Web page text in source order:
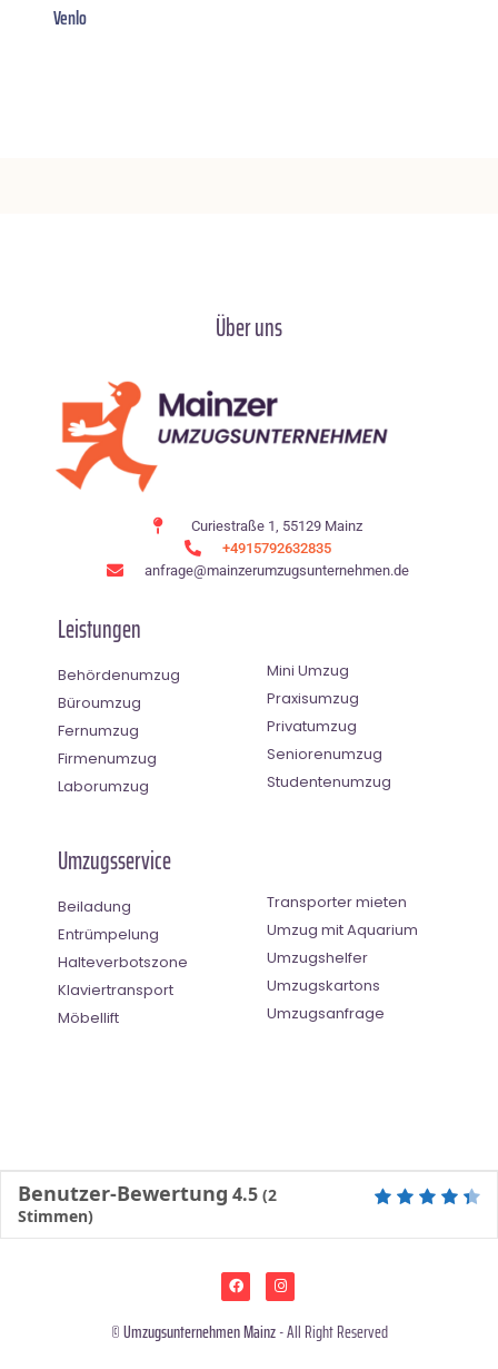
Venlo
Über uns
Curiestraße 1, 55129 Mainz
+4915792632835
anfrage@mainzerumzugsunternehmen.de
Leistungen
Behördenumzug
Büroumzug
Fernumzug
Firmenumzug
Laborumzug
Mini Umzug
Praxisumzug
Privatumzug
Seniorenumzug
Studentenumzug
Umzugsservice
Beiladung
Entrümpelung
Halteverbotszone
Klaviertransport
Möbellift
Transporter mieten
Umzug mit Aquarium
Umzugshelfer
Umzugskartons
Umzugsanfrage
Benutzer-Bewertung 4.5 (2
Stimmen)
©Umzugsunternehmen Mainz- All Right Reserved